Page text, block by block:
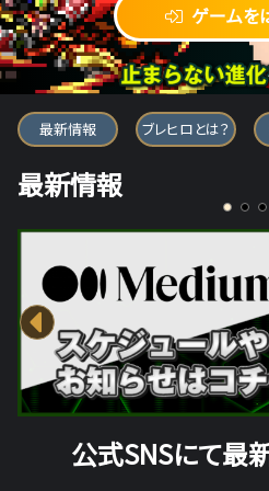
ゲームを
ブレイブ フロンテ
最新情報 ブレヒロとは？
最新情報
公式SNSにて最